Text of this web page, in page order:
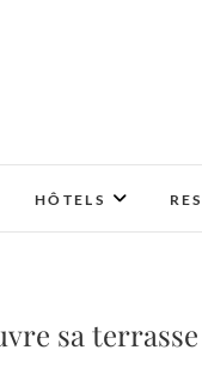
HÔTELS
sa